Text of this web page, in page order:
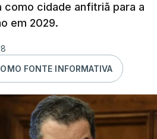
como cidade anfitriã para a
em 2029.
FONTE INFORMATIVA